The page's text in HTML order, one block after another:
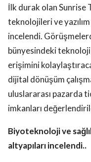
İlk durak olan Sunrise
teknolojileri ve
incelendi.
bünyesindeki
erişimini
dijital dönüşüm
uluslararası pazarda
imkanları
Biyoteknoloji ve
altyapıları incelendi..